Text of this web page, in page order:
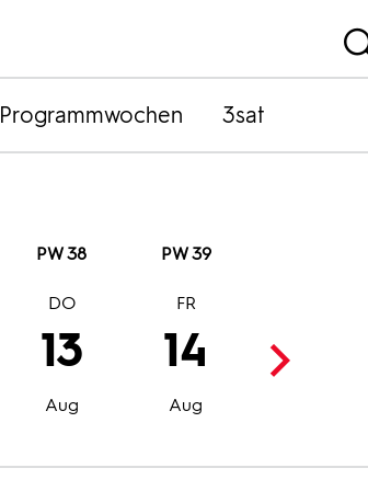
Programmwochen 3sat
PW 38 PW 39
13
Aug
DO
14
Aug
FR
15